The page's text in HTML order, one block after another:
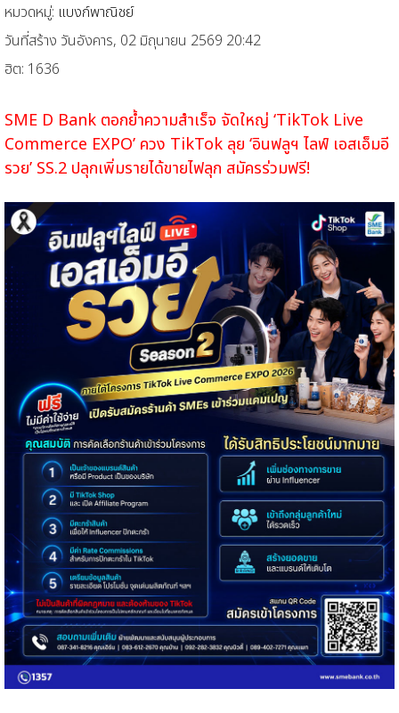
หมวดหมู่: แบงก์พาณิชย์
วันที่สร้าง วันอังคาร, 02 มิถุนายน 2569 20:42
ฮิต: 1636
SME D Bank ตอกย้ำความสำเร็จ จัดใหญ่ ‘TikTok Live
Commerce EXPO’ ควง TikTok ลุย ‘อินฟลูฯ ไลฟ์ เอสเอ็มอี
รวย’ SS.2 ปลุกเพิ่มรายได้ขายไฟลุก สมัครร่วมฟรี!